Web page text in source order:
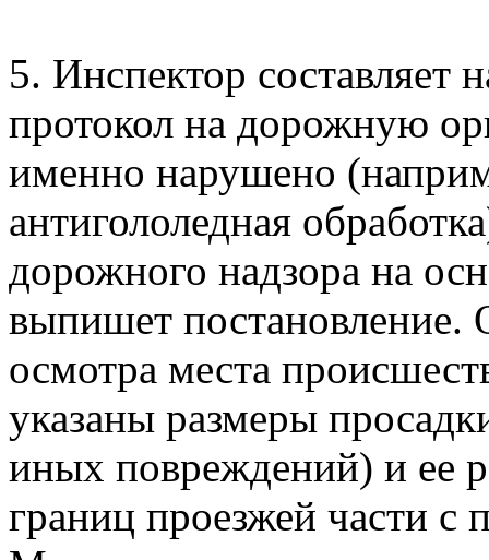
5. Инспектор составляет
протокол на дорожную
именно нарушено
антигололедная
дорожного надзора на
выпишет постановление.
осмотра места
указаны размеры
иных повреждений) и ее
границ проезжей части с